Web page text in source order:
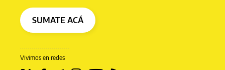
Vivimos en redes
SUMATE ACÁ